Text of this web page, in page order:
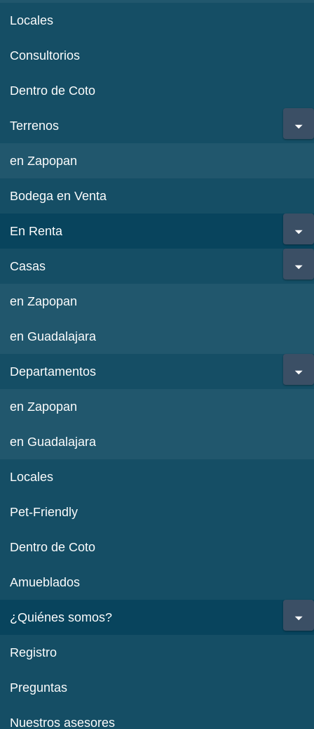
Locales
Consultorios
Dentro de Coto
Terrenos
en Zapopan
Bodega en Venta
En Renta
Casas
en Zapopan
en Guadalajara
Departamentos
en Zapopan
en Guadalajara
Locales
Pet-Friendly
Dentro de Coto
Amueblados
¿Quiénes somos?
Registro
Preguntas
Nuestros asesores